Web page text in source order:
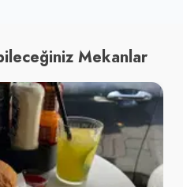
Mekanlar